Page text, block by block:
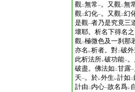
觀二無常一。又觀二無
觀二幻化一。又觀二幻
是觀一者乃是究竟三
壞耶。析名下得名
觀二極微色及一刹那
亦名 レ析者。對二破
此析法所レ破功能一
破盡。佛法如 二甘露一
夭一。於レ外生 レ計如 二
計由 二 内心一故名爲レ